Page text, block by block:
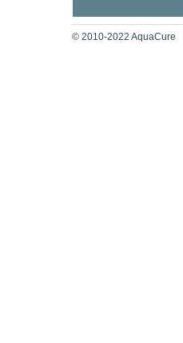
© 2010-2022 AquaCure